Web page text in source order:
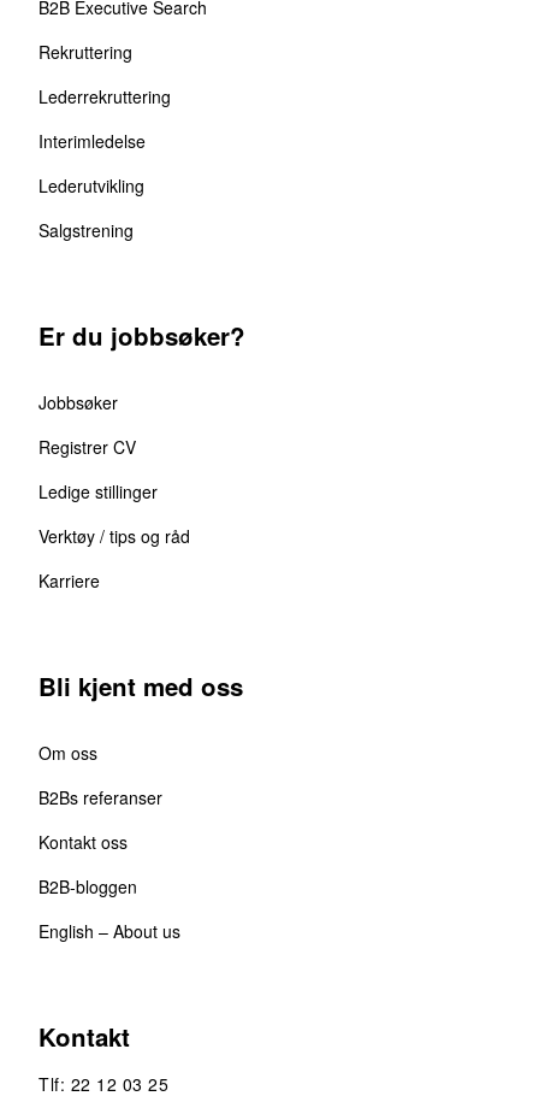
B2B Executive Search
Rekruttering
Lederrekruttering
Interimledelse
Lederutvikling
Salgstrening
Er du jobbsøker?
Jobbsøker
Registrer CV
Ledige stillinger
Verktøy / tips og råd
Karriere
Bli kjent med oss
Om oss
B2Bs referanser
Kontakt oss
B2B-bloggen
English – About us
Kontakt
Tlf: 22 12 03 25